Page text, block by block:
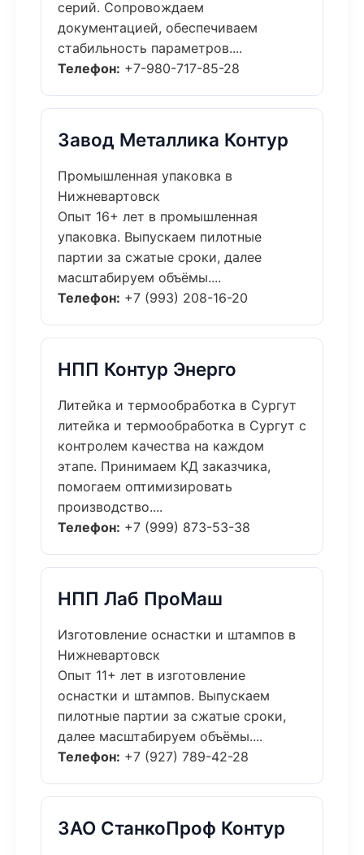
серий. Сопровождаем
документацией, обеспечиваем
стабильность параметров....
Телефон: +7-980-717-85-28
Завод Металлика Контур
Промышленная упаковка в
Нижневартовск
Опыт 16+ лет в промышленная
упаковка. Выпускаем пилотные
партии за сжатые сроки, далее
масштабируем объёмы....
Телефон: +7 (993) 208-16-20
НПП Контур Энерго
Литейка и термообработка в Сургут
литейка и термообработка в Сургут с
контролем качества на каждом
этапе. Принимаем КД заказчика,
помогаем оптимизировать
производство....
Телефон: +7 (999) 873-53-38
НПП Лаб ПроМаш
Изготовление оснастки и штампов в
Нижневартовск
Опыт 11+ лет в изготовление
оснастки и штампов. Выпускаем
пилотные партии за сжатые сроки,
далее масштабируем объёмы....
Телефон: +7 (927) 789-42-28
ЗАО СтанкоПроф Контур